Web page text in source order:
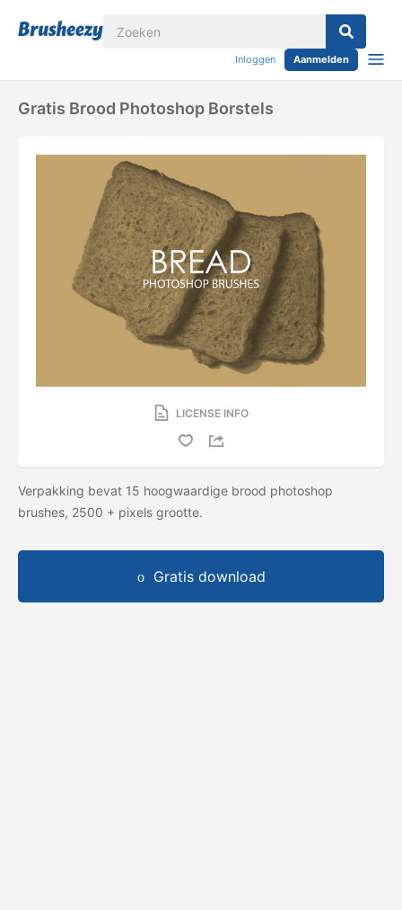
Inloggen Aanmelden
Gratis Brood Photoshop Borstels
LICENSE INFO
Verpakking bevat 15 hoogwaardige brood photoshop
brushes, 2500 + pixels grootte.
Gratis download